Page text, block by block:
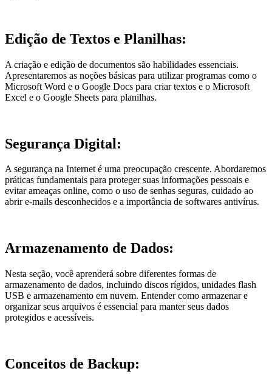
Edição de Textos e Planilhas:
A criação e edição de documentos são habilidades essenciais.
Apresentaremos as noções básicas para utilizar programas como o
Microsoft Word e o Google Docs para criar textos e o Microsoft
Excel e o Google Sheets para planilhas.
Segurança Digital:
A segurança na Internet é uma preocupação crescente. Abordaremos
práticas fundamentais para proteger suas informações pessoais e
evitar ameaças online, como o uso de senhas seguras, cuidado ao
abrir e-mails desconhecidos e a importância de softwares antivírus.
Armazenamento de Dados:
Nesta seção, você aprenderá sobre diferentes formas de
armazenamento de dados, incluindo discos rígidos, unidades flash
USB e armazenamento em nuvem. Entender como armazenar e
organizar seus arquivos é essencial para manter seus dados
protegidos e acessíveis.
Conceitos de Backup: